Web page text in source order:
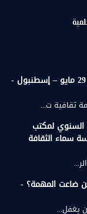
زيارة علمية إلى جامعة مرمرة وجامعة إسطنبول 29 مايو – إسطنبول -
ثقافية ت...
لمكتب
سماء الثقافة
ضاعت المهمة؟ -
يغفل...